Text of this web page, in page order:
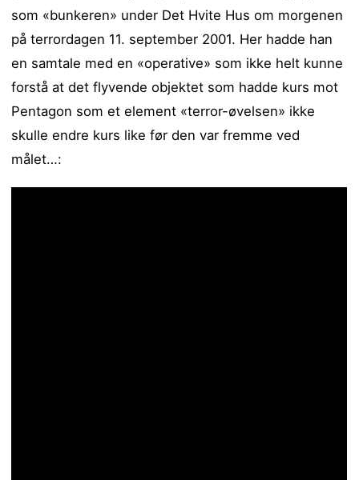
som «bunkeren» under Det Hvite Hus om morgenen
på terrordagen 11. september 2001. Her hadde han
en samtale med en «operative» som ikke helt kunne
forstå at det flyvende objektet som hadde kurs mot
Pentagon som et element «terror-øvelsen» ikke
skulle endre kurs like før den var fremme ved
målet…: